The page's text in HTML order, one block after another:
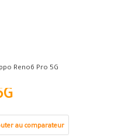
Reno6 Pro 5G
au comparateur